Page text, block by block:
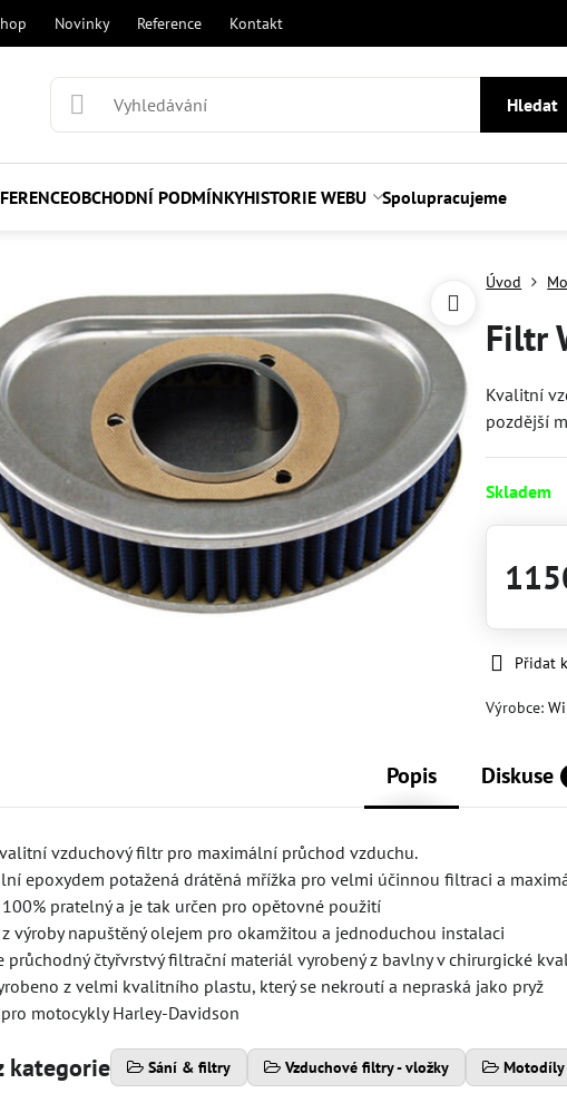
Novinky Reference Kontakt
Hledat
OBCHODNÍ PODMÍNKYHISTORIE WEBU Spolupracujeme
Úvod
Filtr
Kvalitní
pozdější
Skladem
Přidat
Výrobce:
Popis Diskuse
vzduchový filtr pro maximální průchod vzduchu.
epoxydem potažená drátěná mřížka pro velmi účinnou filtraci a
pratelný a je tak určen pro opětovné použití
výroby napuštěný olejem pro okamžitou a jednoduchou instalaci
průchodný čtyřvrstvý filtrační materiál vyrobený z bavlny v chirurgické
z velmi kvalitního plastu, který se nekroutí a nepraská jako pryž
motocykly Harley-Davidson
kategorie Sání & filtry Vzduchové filtry - vložky Motodíly